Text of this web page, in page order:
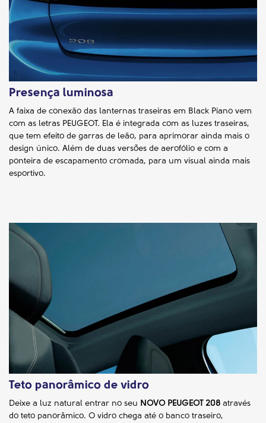
Presença luminosa
A faixa de conexão das lanternas traseiras em Black Piano vem
com as letras PEUGEOT. Ela é integrada com as luzes traseiras,
que tem efeito de garras de leão, para aprimorar ainda mais o
design único. Além de duas versões de aerofólio e com a
ponteira de escapamento cromada, para um visual ainda mais
esportivo.
Teto panorâmico de vidro
Deixe a luz natural entrar no seu NOVO PEUGEOT 208 através
do teto panorâmico. O vidro chega até o banco traseiro,